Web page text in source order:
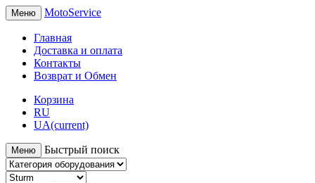
Меню MotoService
Главная
Доставка и оплата
Контакты
Возврат и Обмен
Корзина
RU
UA(current)
Меню Быстрый поиск